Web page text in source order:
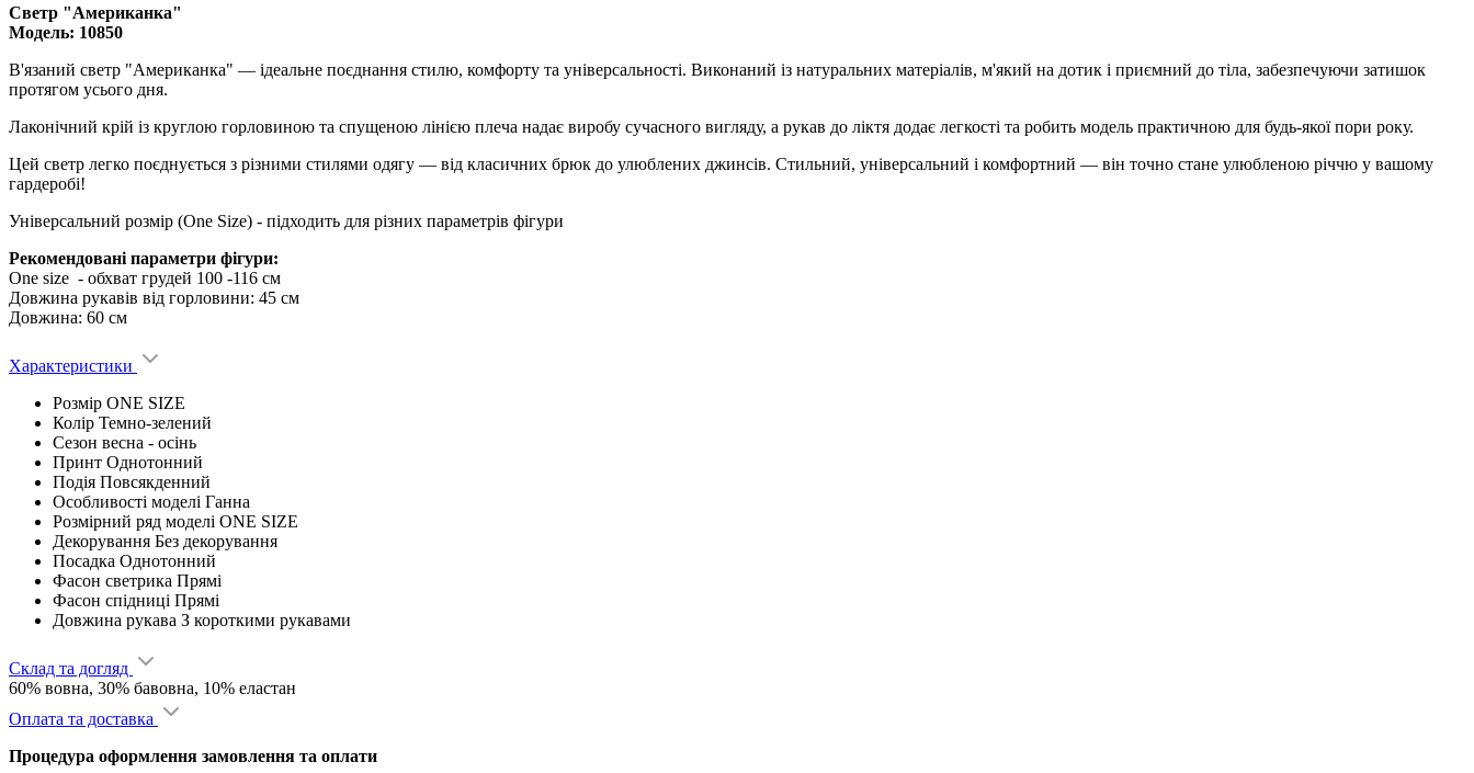
Светр "Американка"
Модель: 10850
В'язаний светр "Американка" — ідеальне поєднання стилю, комфорту та універсальності. Виконаний із натуральних матеріалів, м'який на дотик і приємний до тіла, забезпечуючи затишок
протягом усього дня.
Лаконічний крій із круглою горловиною та спущеною лінією плеча надає виробу сучасного вигляду, а рукав до ліктя додає легкості та робить модель практичною для будь-якої пори року.
Цей светр легко поєднується з різними стилями одягу — від класичних брюк до улюблених джинсів. Стильний, універсальний і комфортний — він точно стане улюбленою річчю у вашому
гардеробі!
Універсальний розмір (One Size) - підходить для різних параметрів фігури
Рекомендовані параметри фігури:
One size - обхват грудей 100 -116 см
Довжина рукавів від горловини: 45 см
Довжина: 60 см
Характеристики
Розмір ONE SIZE
Колір Темно-зелений
Сезон весна - ocінь
Принт Однотонний
Подія Повсякденний
Особливості моделі Ганна
Розмірний ряд моделі ONE SIZE
Декорування Без декорування
Посадка Однотонний
Фасон светрика Прямі
Фасон спідниці Прямі
Довжина рукава З короткими рукавами
Склад та догляд
60% вовна, 30% бавовна, 10% еластан
Оплата та доставка
Процедура оформлення замовлення та оплати